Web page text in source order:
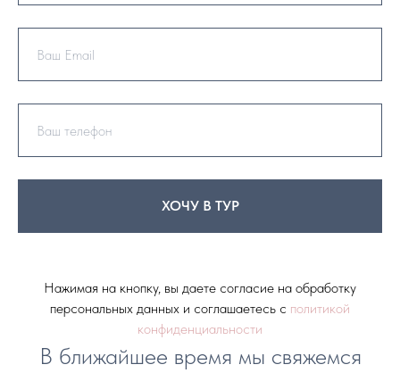
ХОЧУ В ТУР
Нажимая на кнопку, вы даете согласие на обработку
персональных данных и соглашаетесь c политикой
конфиденциальности
В ближайшее время мы свяжемся